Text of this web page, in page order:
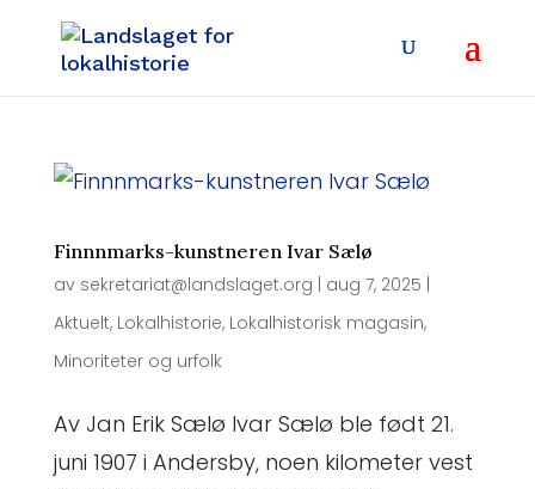
Finnnmarks-kunstneren Ivar Sælø
av sekretariat@landslaget.org aug 7, 2025
Aktuelt, Lokalhistorie, Lokalhistorisk magasin,
Minoriteter og urfolk
Av Jan Erik Sælø Ivar Sælø ble født 21.
juni 1907 i Andersby, noen kilometer vest